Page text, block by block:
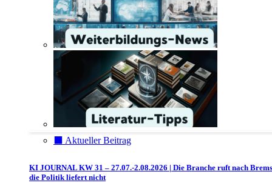
⬛️ Aktueller Beitrag
KI JOURNAL KW 31 – 27.07.-2.08.2026 | Die Branche ruft nach
die Politik liefert nicht